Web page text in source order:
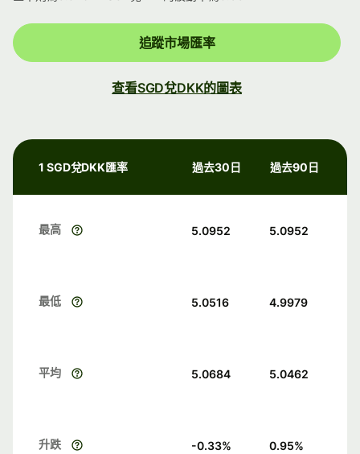
追蹤市場匯率
查看SGD兌DKK的圖表
1 SGD兌DKK匯率 過去30日 過去90日
最高 5.0952 5.0952
最低 5.0516 4.9979
平均 5.0684 5.0462
升跌 -0.33% 0.95%